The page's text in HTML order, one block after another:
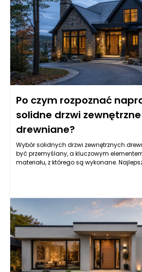
Po czym rozpoznać
solidne drzwi zewnętrzne
drewniane?
Wybór solidnych drzwi zewnętrznych
być przemyślany, a kluczowym
materiału, z którego są wykonane.
warunki atmosferyczne, co zapewnia
stabilność konstrukcji. Warto zwrócić
pochodzi z certyfikowanych źródeł, co
eksploatacji niewłaściwie zarządzanych
producent drzwi zewnętrznych często
pochodzeniu drewna używanego do
niezwykle ważne dla ochrony środowiska.
dobrym znakiem jakości są też warstwy
drewno, które chronią je przed wilgocią i